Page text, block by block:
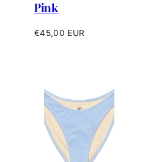
Pink
Prix
€45,00 EUR